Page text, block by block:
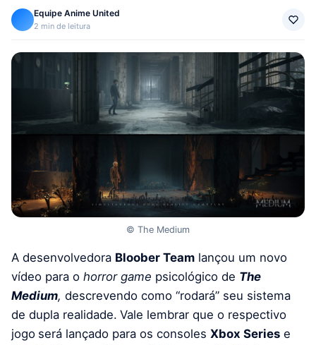
Equipe Anime United
2 min de leitura
© The Medium
A desenvolvedora Bloober Team lançou um novo
vídeo para o horror game psicológico de The
Medium, descrevendo como “rodará” seu sistema
de dupla realidade. Vale lembrar que o respectivo
jogo será lançado para os consoles Xbox Series e